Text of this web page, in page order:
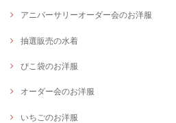
アニバーサリーオーダー会のお洋服
抽選販売の水着
ぴこ袋のお洋服
オーダー会のお洋服
いちごのお洋服